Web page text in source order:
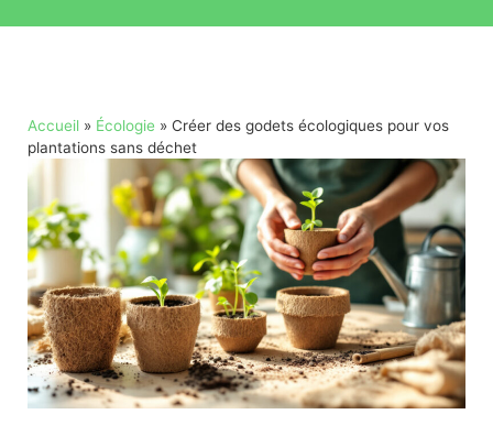
Accueil » Écologie » Créer des godets écologiques pour vos
plantations sans déchet